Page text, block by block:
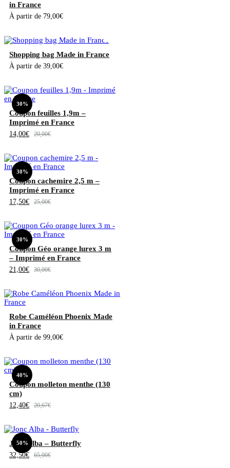
in France
À partir de 79,00€
Shopping bag Made in France
À partir de 39,00€
30%
Coupon feuilles 1,9m –
Imprimé en France
14,00€ 20,00€
30%
Coupon cachemire 2,5 m –
Imprimé en France
17,50€ 25,00€
30%
Coupon Géo orange lurex 3 m
– Imprimé en France
21,00€ 30,00€
Robe Caméléon Phoenix Made
in France
À partir de 99,00€
40%
Coupon molleton menthe (130
cm)
12,40€ 20,67€
50%
Jonc Alba – Butterfly
32,50€ 65,00€